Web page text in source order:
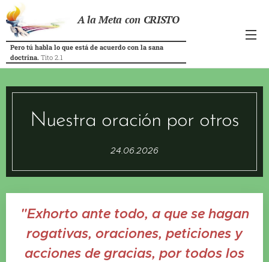
A la Meta con CRISTO
Pero tú habla lo que está de acuerdo con la sana
doctrina. Tito 2.1
Nuestra oración por otros
24.06.2026
"Exhorto ante todo, a que se hagan
rogativas, oraciones, peticiones y
acciones de gracias, por todos los